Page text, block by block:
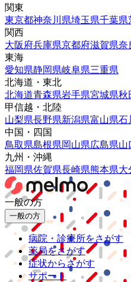
関東
東京都神奈川県埼玉県千葉県
関西
大阪府兵庫県京都府滋賀県奈
東海
愛知県静岡県岐阜県三重県
北海道・東北
北海道青森県岩手県宮城県秋
甲信越・北陸
山梨県長野県新潟県富山県石
中国・四国
鳥取県島根県岡山県広島県山
九州・沖縄
福岡県佐賀県長崎県熊本県大
一般の方
一般の方
病院・診療所をさがす
薬局をさがす
症状からさがす
サポート